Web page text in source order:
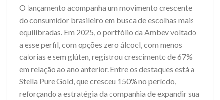
O lançamento acompanha um movimento crescente
do consumidor brasileiro em busca de escolhas mais
equilibradas. Em 2025, o portfólio da Ambev voltado
a esse perfil, com opções zero álcool, com menos
calorias e sem glúten, registrou crescimento de 67%
em relação ao ano anterior. Entre os destaques está a
Stella Pure Gold, que cresceu 150% no período,
reforçando a estratégia da companhia de expandir sua